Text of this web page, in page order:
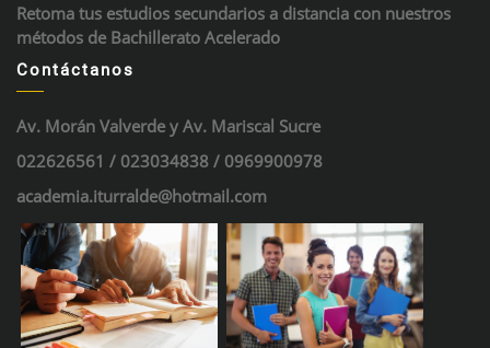
Retoma tus estudios secundarios a distancia con nuestros
métodos de Bachillerato Acelerado
Contáctanos
Av. Morán Valverde y Av. Mariscal Sucre
022626561 / 023034838 / 0969900978
academia.iturralde@hotmail.com